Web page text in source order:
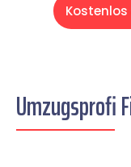
Umzugsprofi